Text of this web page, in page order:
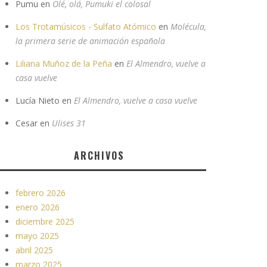
Pumu en Olé, olá, Pumuki el colosal
Los Trotamúsicos - Sulfato Atómico en Molécula,
la primera serie de animación española
Liliana Muñoz de la Peña en El Almendro, vuelve a
casa vuelve
Lucía Nieto en El Almendro, vuelve a casa vuelve
Cesar en Ulises 31
ARCHIVOS
febrero 2026
enero 2026
diciembre 2025
mayo 2025
abril 2025
marzo 2025